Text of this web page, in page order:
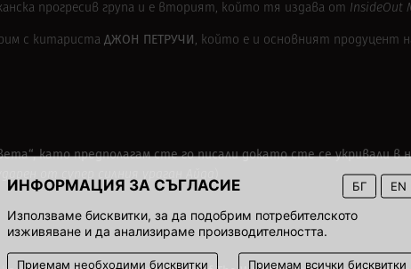
ИНФОРМАЦИЯ ЗА СЪГЛАСИЕ БГ EN
Използваме бисквитки, за да подобрим потребителското
изживяване и да анализираме производителността.
Приемам необходими бисквитки Приемам всички бисквитки
прогресив група и е вторият, който тя издава от InsideOut
с китариста ДЖОН ПЕТРУЧИ , който е и основният продуцент
като предполагам сте го писали докато сте се укривали в
от супер силния ураган Айда